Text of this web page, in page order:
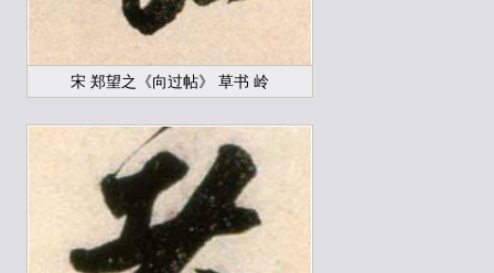
宋 郑望之《向过帖》 草书 岭